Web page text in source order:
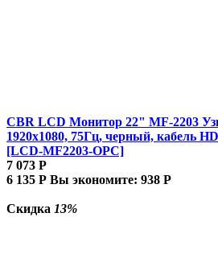
CBR LCD Монитор 22" MF-2203
1920x1080, 75Гц, черный, кабель
[LCD-MF2203-OPC]
7 073 Р
6 135 Р Вы экономите: 938 Р
Скидка 13%